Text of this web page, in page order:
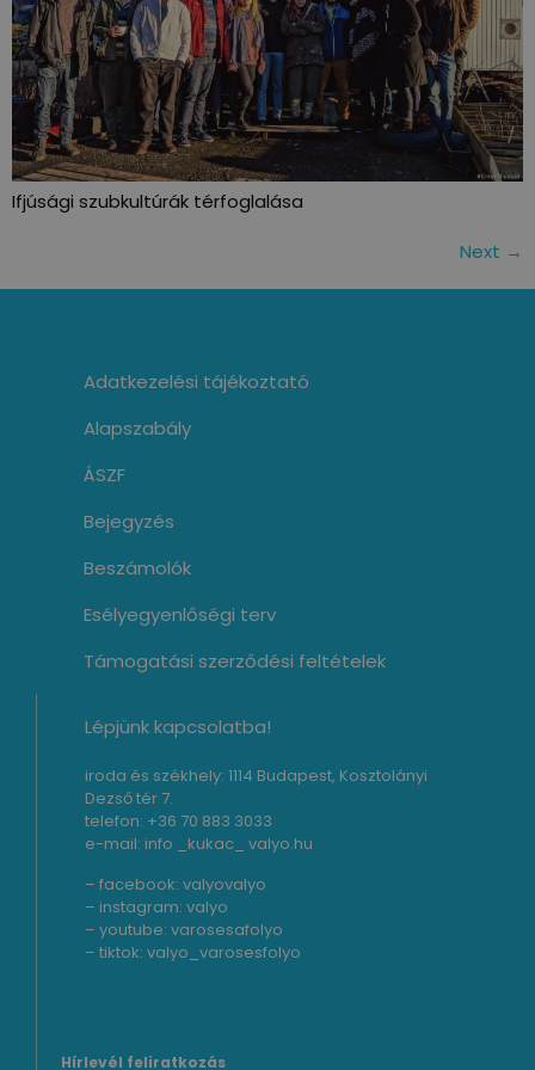
Ifjúsági szubkultúrák térfoglalása
Next →
Adatkezelési tájékoztató
Alapszabály
ÁSZF
Bejegyzés
Beszámolók
Esélyegyenlőségi terv
Támogatási szerződési feltételek
Lépjünk kapcsolatba!
iroda és székhely: 1114 Budapest, Kosztolányi
Dezső tér 7.
telefon: +36 70 883 3033
e-mail: info _kukac_ valyo.hu
– facebook: valyovalyo
– instagram: valyo
– youtube: varosesafolyo
– tiktok: valyo_varosesfolyo
Hírlevél feliratkozás